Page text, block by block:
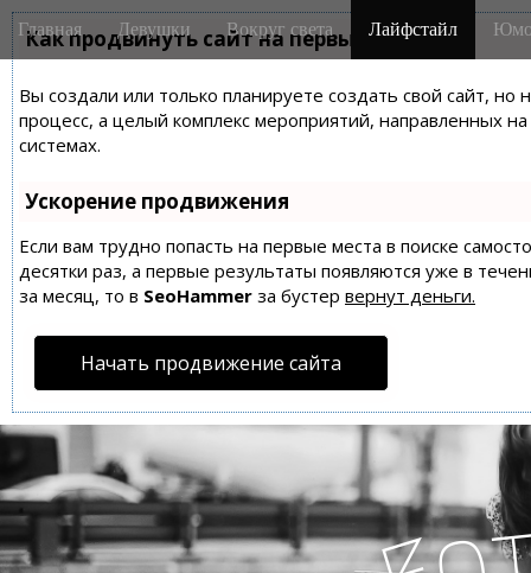
Как продвинуть сайт на первые места?
Вы создали или только планируете создать свой сайт,
процесс, а целый комплекс мероприятий, направленных
системах.
Ускорение продвижения
Если вам трудно попасть на первые места в поиске
десятки раз, а первые результаты появляются уже в
за месяц, то в SeoHammer за бустер вернут деньги.
Начать продвижение сайта
M
a
n
m
e
n
u
i
Главная Девушки Вокруг света Лайфстайл